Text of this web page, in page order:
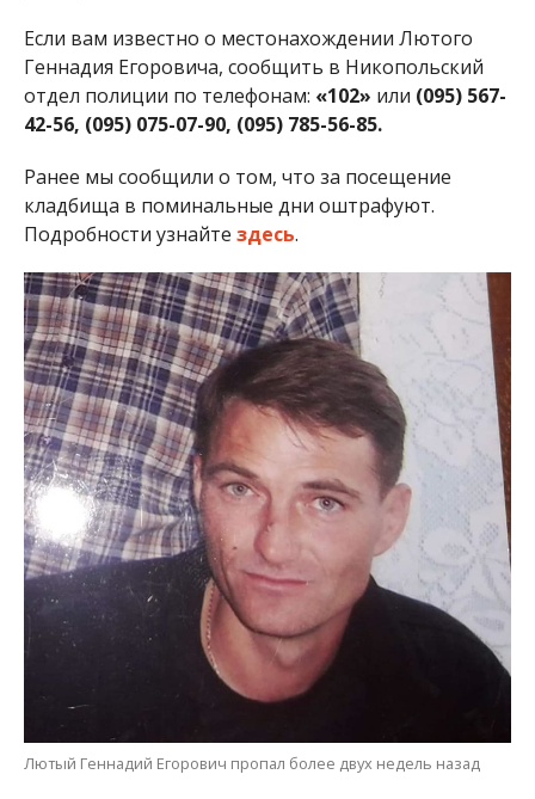
Если вам известно о местонахождении Лютого
Геннадия Егоровича, сообщить в Никопольский
отдел полиции по телефонам: «102» или (095) 567-
42-56, (095) 075-07-90, (095) 785-56-85.
Ранее мы сообщили о том, что за посещение
кладбища в поминальные дни оштрафуют.
Подробности узнайте здесь.
Лютый Геннадий Егорович пропал более двух недель назад